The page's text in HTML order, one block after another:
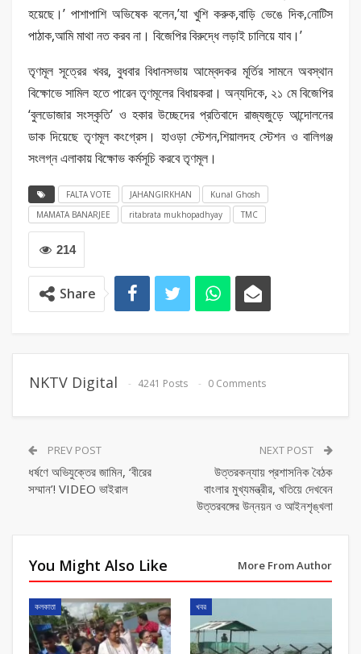
হয়েছে।’ পাশাপাশি অভিষেক বলেন,’যা খুশি করুক,বাড়ি ভেঙে দিক,নোটিস
পাঠাক,আমি মাথা নত করব না। বিজেপির বিরুদ্ধে লড়াই চালিয়ে যাব।’
তৃণমূল সূত্রের খবর, বুধবার বিধানসভায় আম্বেদকর মূর্তির সামনে অবস্থান
বিক্ষোভে সামিল হতে পারেন তৃণমূলের বিধায়করা। অন্যদিকে, ২১ মে বিজেপির
‘বুলডোজার সংস্কৃতি’ ও হকার উচ্ছেদের প্রতিবাদে রাজ্যজুড়ে আন্দোলনের
ডাক দিয়েছে তৃণমূল কংগ্রেস। হাওড়া স্টেশন,শিয়ালদহ স্টেশন ও বালিগঞ্জ
সংলগ্ন এলাকায় বিক্ষোভ কর্মসূচি করবে তৃণমূল।
FALTA VOTE JAHANGIRKHAN
Kunal Ghosh
MAMATA BANARJEE
ritabrata mukhopadhyay TMC
214
Share
NKTV Digital 4241 Posts 0 Comments
PREV POST
ধর্ষণে অভিযুক্তের জামিন, ‘বীরের
সম্মান’! VIDEO ভাইরাল
NEXT POST
উত্তরকন্যায় প্রশাসনিক বৈঠক
বাংলার মুখ্যমন্ত্রীর, খতিয়ে দেখবেন
উত্তরবঙ্গের উন্নয়ন ও আইনশৃঙ্খলা
You Might Also Like More From Author
কলকাতা খবর